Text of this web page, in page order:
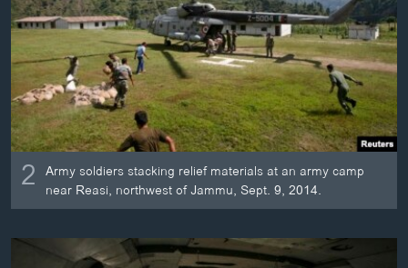
2 Army soldiers stacking relief materials at an army camp
near Reasi, northwest of Jammu, Sept. 9, 2014.